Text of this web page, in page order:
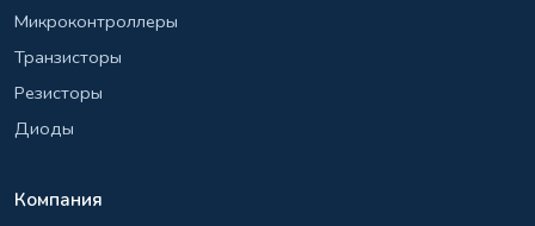
Микроконтроллеры
Транзисторы
Резисторы
Диоды
Компания